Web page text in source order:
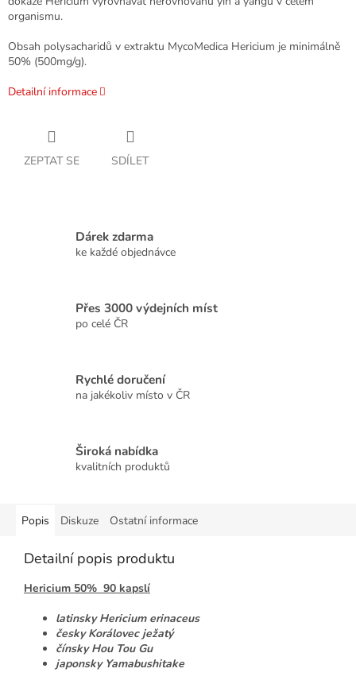
organismu.
Obsah polysacharidů v extraktu MycoMedica Hericium je minimálně
50% (500mg/g).
Detailní informace
ZEPTAT SE SDÍLET
Dárek zdarma
ke každé objednávce
Přes 3000 výdejních míst
po celé ČR
Rychlé doručení
na jakékoliv místo v ČR
Široká nabídka
kvalitních produktů
Popis Diskuze Ostatní informace
Detailní popis produktu
Hericium 50% 90 kapslí
latinsky Hericium erinaceus
česky Korálovec ježatý
čínsky Hou Tou Gu
japonsky Yamabushitake